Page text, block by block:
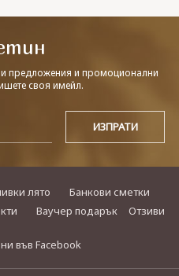
предложения и промоционални
своя имейл.
лято
Банкови сметки
Ваучер подарък Отзиви
във Facebook